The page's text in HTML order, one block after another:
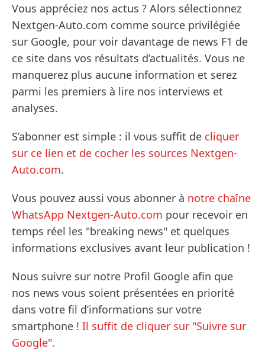
Vous appréciez nos actus ? Alors sélectionnez
Nextgen-Auto.com comme source privilégiée
sur Google, pour voir davantage de news F1 de
ce site dans vos résultats d’actualités. Vous ne
manquerez plus aucune information et serez
parmi les premiers à lire nos interviews et
analyses.
S’abonner est simple : il vous suffit de cliquer
sur ce lien et de cocher les sources Nextgen-
Auto.com.
Vous pouvez aussi vous abonner à notre chaîne
WhatsApp Nextgen-Auto.com pour recevoir en
temps réel les "breaking news" et quelques
informations exclusives avant leur publication !
Nous suivre sur notre Profil Google afin que
nos news vous soient présentées en priorité
dans votre fil d’informations sur votre
smartphone ! Il suffit de cliquer sur "Suivre sur
Google".